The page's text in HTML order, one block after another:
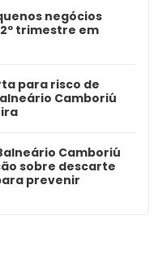
negócios
2º trimestre em
para risco de
Camboriú
Camboriú
sobre descarte
prevenir